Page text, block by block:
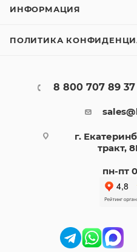
ИНФОРМАЦИЯ
ПОЛИТИКА
8 800 707 89 37
г.
тракт,
пн-пт